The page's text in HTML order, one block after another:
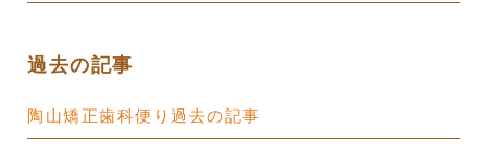
過去の記事
陶山矯正歯科便り過去の記事